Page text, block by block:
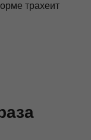
трахеит